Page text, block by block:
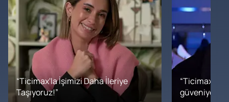
“Ticimax'la İşimizi Daha İleriye
Taşıyoruz!”
“Ticimax'a